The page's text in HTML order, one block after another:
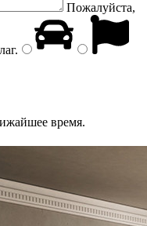
Пожалуйста,
.
время.